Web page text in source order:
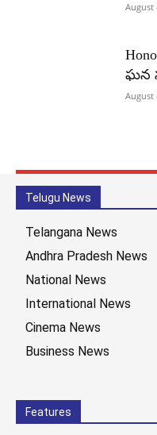
August
ఘన
August
Telugu News
Telangana News
Andhra Pradesh News
National News
International News
Cinema News
Business News
Features